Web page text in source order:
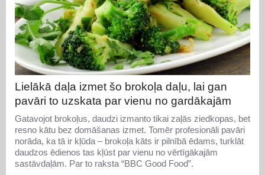
Lielākā daļa izmet šo brokoļa daļu, lai gan
pavāri to uzskata par vienu no gardākajām
Gatavojot brokoļus, daudzi izmanto tikai zaļās ziedkopas, bet
resno kātu bez domāšanas izmet. Tomēr profesionāli pavāri
norāda, ka tā ir kļūda – brokoļa kāts ir pilnībā ēdams, turklāt
daudzos ēdienos tas kļūst par vienu no vērtīgākajām
sastāvdaļām. Par to raksta “BBC Good Food”.